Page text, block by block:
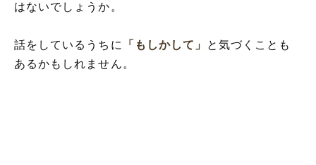
はないでしょうか。
話をしているうちに 「もしかして」
と気づくことも
あるかもしれません。